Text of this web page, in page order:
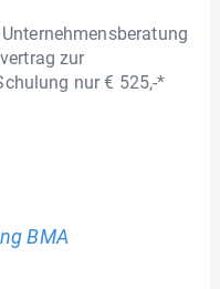
zur
nur € 525,-*
BMA